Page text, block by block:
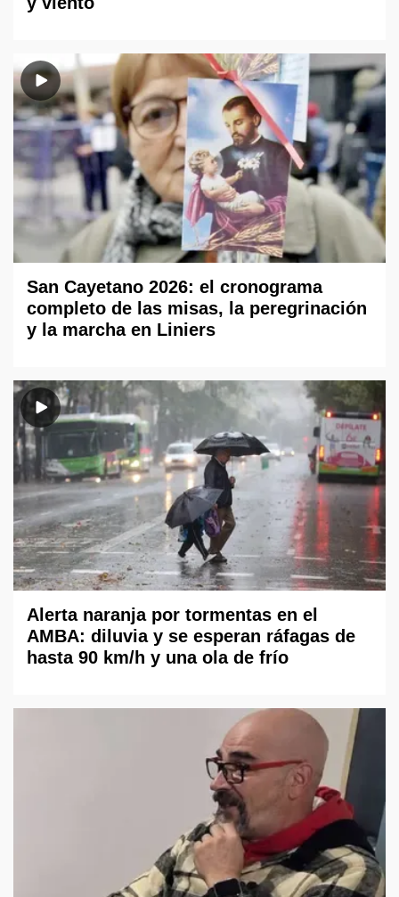
San Cayetano 2026: el cronograma
completo de las misas, la peregrinación
y la marcha en Liniers
Alerta naranja por tormentas en el
AMBA: diluvia y se esperan ráfagas de
hasta 90 km/h y una ola de frío